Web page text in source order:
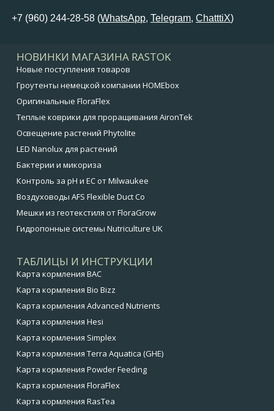
+7 (960) 244-28-58 (WhatsApp,Telegram,ChatttiX)
НОВИНКИ МАГАЗИНА RASTOK
Новые поступления товаров
Гроутенты немецкой компании HOMEbox
Оригинальные FloraFlex
Теплые коврики для проращивания AironTek
Освещение растений Phytolite
LED Nanolux для растений
Бактерии и микориза
Контроль за pH и EC от Milwaukee
Воздуховоды AFS Flexible Duct Co
Мешки из геотекстиля от FloraGrow
Гидропонные системы Nutriculture UK
ТАБЛИЦЫ И ИНСТРУКЦИИ
Карта кормления BAC
Карта кормления Bio Bizz
Карта кормления Advanced Nutrients
Карта кормления Hesi
Карта кормления Simplex
Карта кормления Terra Aquatica (GHE)
Карта кормления Powder Feeding
Карта кормления FloraFlex
Карта кормления RasTea